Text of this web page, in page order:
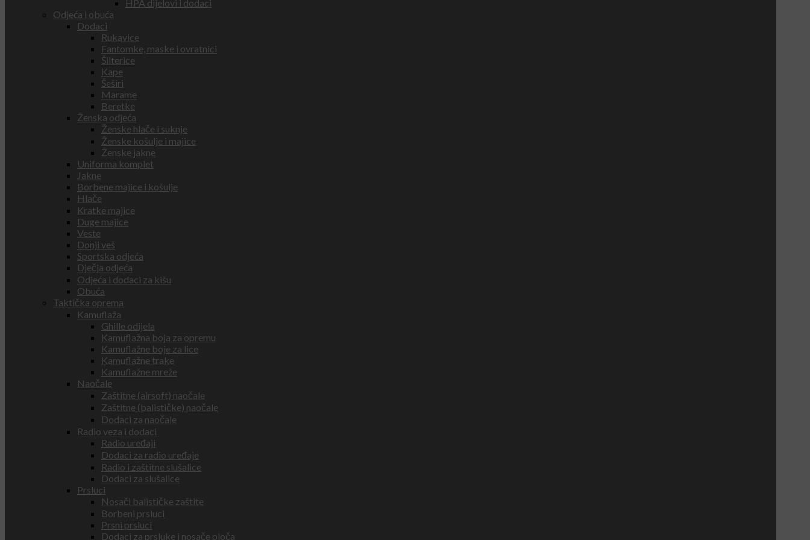
HPA dijelovi i dodaci
Odjeća i obuća
Dodaci
Rukavice
Fantomke, maske i ovratnici
Šilterice
Kape
Šeširi
Marame
Beretke
Ženska odjeća
Ženske hlače i suknje
Ženske košulje i majice
Ženske jakne
Uniforma komplet
Jakne
Borbene majice i košulje
Hlače
Kratke majice
Duge majice
Veste
Donji veš
Sportska odjeća
Dječja odjeća
Odjeća i dodaci za kišu
Obuća
Taktička oprema
Kamuflaža
Ghille odijela
Kamuflažna boja za opremu
Kamuflažne boje za lice
Kamuflažne trake
Kamuflažne mreže
Naočale
Zaštitne (airsoft) naočale
Zaštitne (balističke) naočale
Dodaci za naočale
Radio veza i dodaci
Radio uređaji
Dodaci za radio uređaje
Radio i zaštitne slušalice
Dodaci za slušalice
Prsluci
Nosači balističke zaštite
Borbeni prsluci
Prsni prsluci
Dodaci za prsluke i nosače ploča